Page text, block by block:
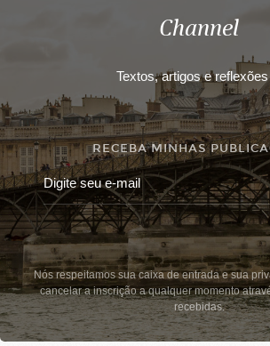
Channel
Textos, artigos e
RECEBA MINHAS
Nós respeitamos sua caixa de entrada e sua
cancelar a inscrição a qualquer momento
recebidas.